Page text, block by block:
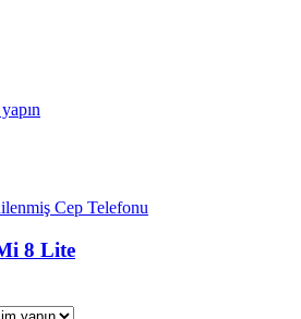
Cep Telefonu
8 Lite